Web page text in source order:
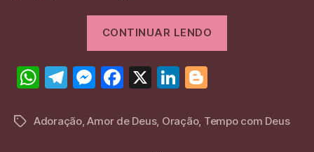
CONTINUAR LENDO
W
at
T
e
M
se
F
c
X
Li
k g
TagsAdoração,Amor de Deus, Oração, Tempo com Deus